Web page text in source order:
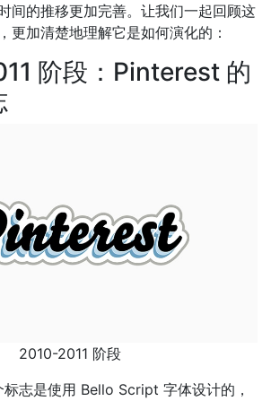
间的推移更加完善。让我们一起回顾这
更加清楚地理解它是如何演化的：
阶段：Pinterest 的
2010-2011 阶段
志是使用 Bello Script 字体设计的，